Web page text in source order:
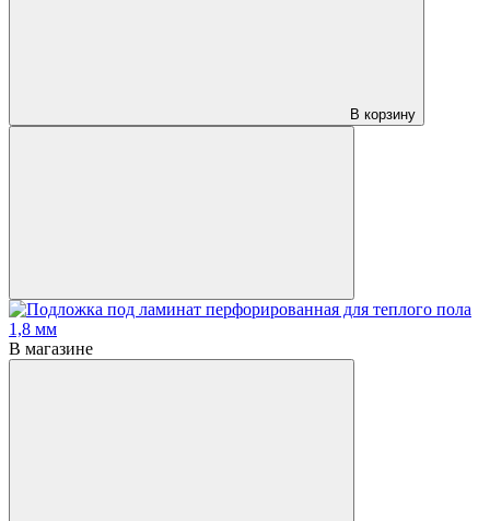
В корзину
В магазине